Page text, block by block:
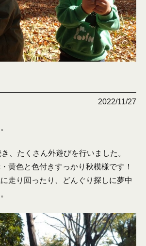
2022/11/27
、たくさん外遊びを行いました。
黄色と色付きすっかり秋模様です！
走り回ったり、どんぐり探しに夢中